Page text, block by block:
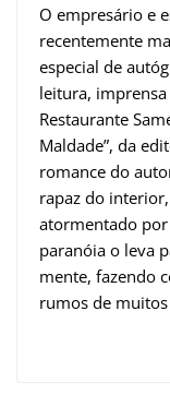
O empresário e
recentemente
especial de
leitura,
Restaurante
Maldade”, da
romance do
rapaz do
atormentado por
paranóia o leva
mente, fazendo
rumos de